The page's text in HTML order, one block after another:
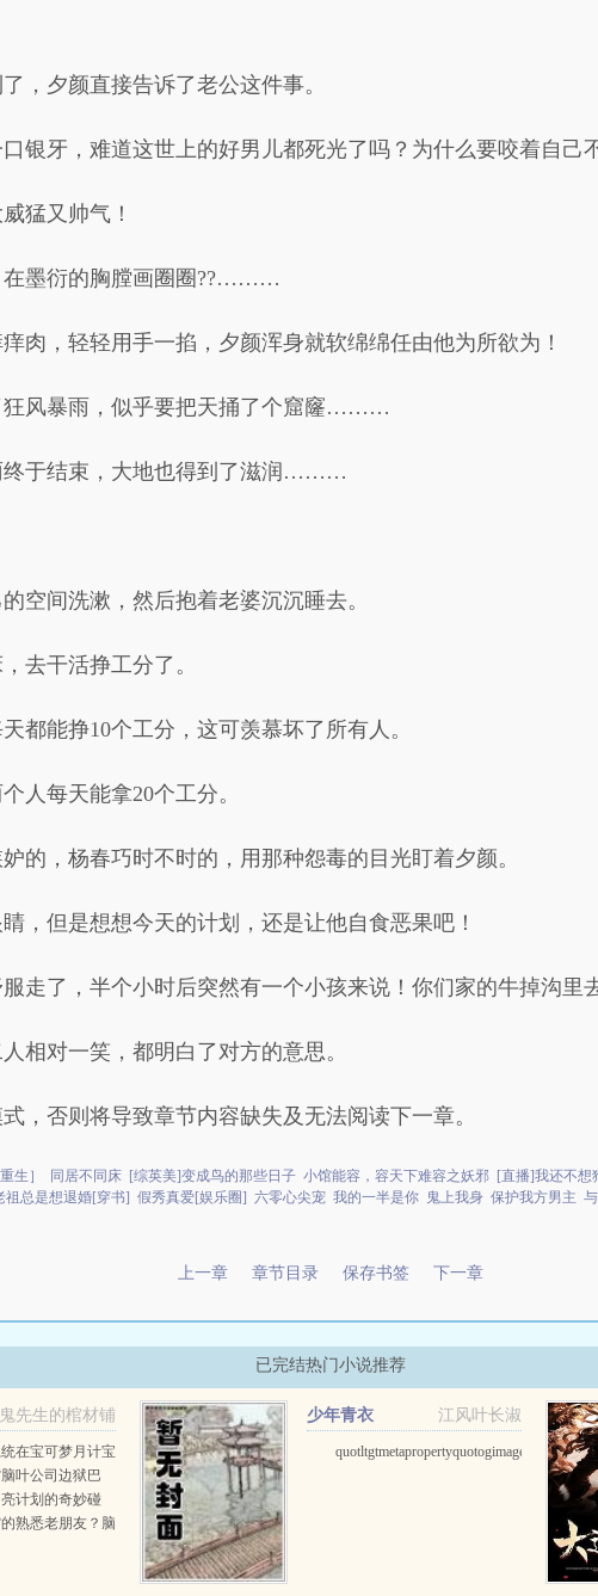
，夕颜直接告诉了老公这件事。
银牙，难道这世上的好男儿都死光了吗？为什么要咬着自己
猛又帅气！
在墨衍的胸膛画圈圈??………
肉，轻轻用手一掐，夕颜浑身就软绵绵任由他为所欲为！
狂风暴雨，似乎要把天捅了个窟窿………
终于结束，大地也得到了滋润………
空间洗漱，然后抱着老婆沉沉睡去。
去干活挣工分了。
都能挣10个工分，这可羡慕坏了所有人。
人每天能拿20个工分。
的，杨春巧时不时的，用那种怨毒的目光盯着夕颜。
，但是想想今天的计划，还是让他自食恶果吧！
服走了，半个小时后突然有一个小孩来说！你们家的牛掉
相对一笑，都明白了对方的意思。
，否则将导致章节内容缺失及无法阅读下一章。
生］ 同居不同床 [综英美]变成鸟的那些日子 小馆能容，容天下难容之妖邪 [直播]我还不想
祖总是想退婚[穿书] 假秀真爱[娱乐圈] 六零心尖宠 我的一半是你 鬼上我身 保护我方男主
上一章 章节目录 保存书签 下一章
已完结热门小说推荐
鬼先生的棺材铺
在宝可梦月计宝
叶公司边狱巴
计划的奇妙碰
熟悉老朋友？脑
江风叶长淑
少年青衣